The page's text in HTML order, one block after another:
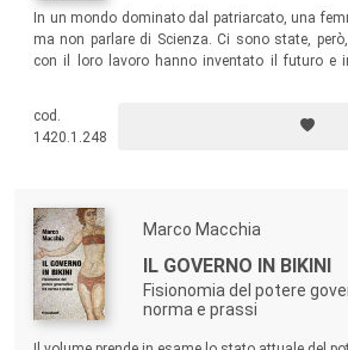
In un mondo dominato dal patriarcato, una
ma non parlare di Scienza. Ci sono state,
con il loro lavoro hanno inventato il futuro e
nuove generazioni. Alcuni esempi di questi
l’hanno fatta” e che possono rappresentare un
ragazze che aspirano a studiare materie
cod.
1420.1.248
Marco Macchia
IL GOVERNO IN BIKINI
Fisionomia del potere
norma e prassi